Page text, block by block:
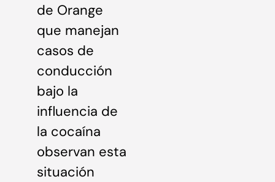
de Orange
que manejan
casos de
conducción
bajo la
influencia de
la cocaína
observan esta
situación